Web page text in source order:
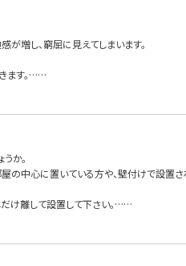
増し、窮屈に見えてしまいます。
ます。……
か。
の中心に置いている方や、壁付けで設置
だけ離して設置して下さい。……